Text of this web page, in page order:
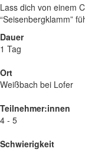
Lass dich von einem
“Seisenbergklamm”
Dauer
1 Tag
Ort
Weißbach bei Lofer
Teilnehmer:innen
4 - 5
Schwierigkeit